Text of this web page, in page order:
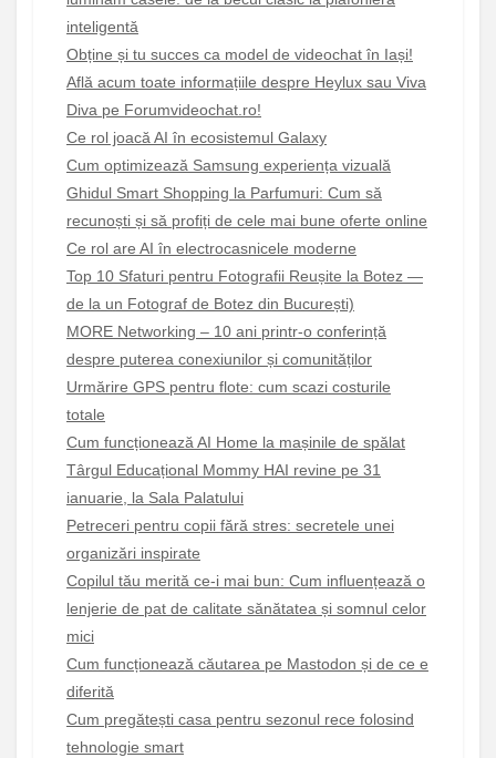
inteligentă
Obține și tu succes ca model de videochat în Iași!
Află acum toate informațiile despre Heylux sau Viva
Diva pe Forumvideochat.ro!
Ce rol joacă AI în ecosistemul Galaxy
Cum optimizează Samsung experiența vizuală
Ghidul Smart Shopping la Parfumuri: Cum să
recunoști și să profiți de cele mai bune oferte online
Ce rol are AI în electrocasnicele moderne
Top 10 Sfaturi pentru Fotografii Reușite la Botez —
de la un Fotograf de Botez din București)
MORE Networking – 10 ani printr-o conferință
despre puterea conexiunilor și comunităților
Urmărire GPS pentru flote: cum scazi costurile
totale
Cum funcționează AI Home la mașinile de spălat
Târgul Educațional Mommy HAI revine pe 31
ianuarie, la Sala Palatului
Petreceri pentru copii fără stres: secretele unei
organizări inspirate
Copilul tău merită ce-i mai bun: Cum influențează o
lenjerie de pat de calitate sănătatea și somnul celor
mici
Cum funcționează căutarea pe Mastodon și de ce e
diferită
Cum pregătești casa pentru sezonul rece folosind
tehnologie smart